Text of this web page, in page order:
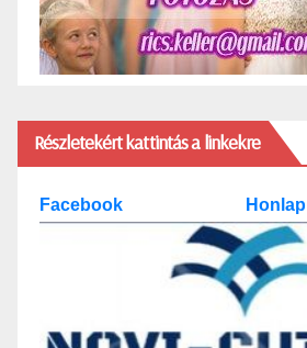
Részletekért kattintás a linkekre
Facebook Honlap